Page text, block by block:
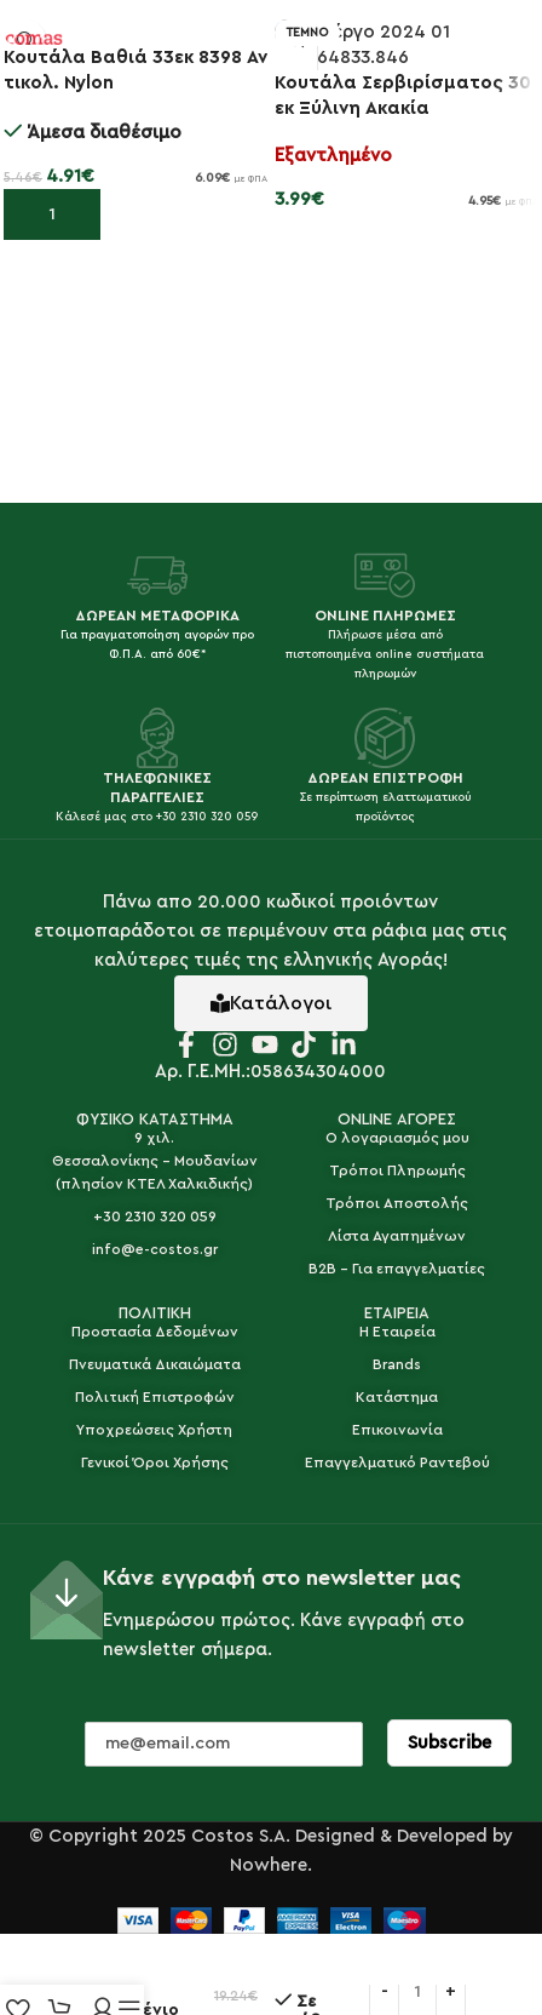
-10%
Κουτάλα Βαθιά 33εκ 8398 Αν
τικολ. Nylon
Άμεσα διαθέσιμο
5.46€ 4.91 € 6.09€ με ΦΠΑ
Προσθήκη στο καλάθι
ΤΕΜΝΟ
Κουτάλα Σερβιρίσματος 30
εκ Ξύλινη Ακακία
Εξαντλημένο
3.99€ 4.95€ με ΦΠΑ
ΔΩΡΕΑΝ ΜΕΤΑΦΟΡΙΚΑ
Για πραγματοποίηση αγορών προ
Φ.Π.Α. από 60€*
ONLINE ΠΛΗΡΩΜΕΣ
Πλήρωσε μέσα από
πιστοποιημένα online συστήματα
πληρωμών
ΤΗΛΕΦΩΝΙΚΕΣ
ΠΑΡΑΓΓΕΛΙΕΣ
Κάλεσέ μας στο +30 2310 320 059
ΔΩΡΕΑΝ ΕΠΙΣΤΡΟΦΗ
Σε περίπτωση ελαττωματικού
προϊόντος
Πάνω απο 20.000 κωδικοί προιόντων
ετοιμοπαράδοτοι σε περιμένουν στα ράφια μας στις
καλύτερες τιμές της ελληνικής Αγοράς!
Κατάλογοι
Αρ. Γ.Ε.ΜΗ.:058634304000
ΦΥΣΙΚΟ ΚΑΤΑΣΤΗΜΑ
9 χιλ.
Θεσσαλονίκης - Μουδανίων
(πλησίον ΚΤΕΛ Χαλκιδικής)
+30 2310 320 059
info@e-costos.gr
ONLINE ΑΓΟΡΕΣ
Ο λογαριασμός μου
Τρόποι Πληρωμής
Τρόποι Αποστολής
Λίστα Αγαπημένων
B2B - Για επαγγελματίες
ΠΟΛΙΤΙΚΗ
Προστασία Δεδομένων
Πνευματικά Δικαιώματα
Πολιτική Επιστροφών
Υποχρεώσεις Χρήστη
Γενικοί Όροι Χρήσης
ΕΤΑΙΡΕΙΑ
Η Εταιρεία
Brands
Κατάστημα
Επικοινωνία
Επαγγελματικό Ραντεβού
Κάνε εγγραφή στο newsletter μας
Ενημερώσου πρώτος. Κάνε εγγραφή στο
newsletter σήμερα.
© Copyright 2025 Costos S.A. Designed & Developed by
Nowhere.
Μαντεμένιο
19.24€
Σε